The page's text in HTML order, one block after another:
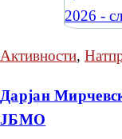
Активности,
Дарјан
ЈБМО